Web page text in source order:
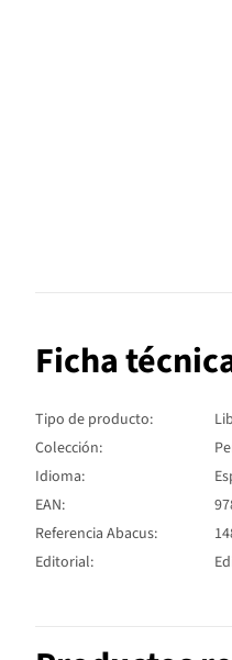
Ficha
Tipo de producto:
Colección:
Idioma:
EAN:
Referencia Abacus:
Editorial: